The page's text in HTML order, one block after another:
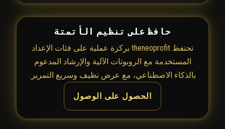
حافظ على تنظيم الأتمتة
تحتفظ theneoprofit بركزة عملية على فئات الإعداد
المستخدمة مع الروبوتات الآلية والإرشاد المدعوم
بالذكاء الاصطناعي، مع عرض نظيف وسريع التمرير.
الحصول على الوصول